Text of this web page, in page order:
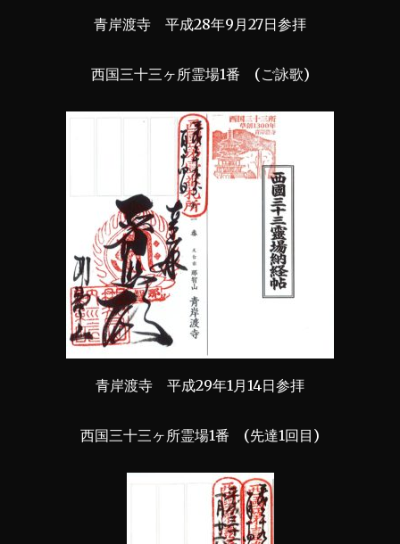
青岸渡寺 平成28年9月27日参拝
西国三十三ヶ所霊場1番 (ご詠歌)
青岸渡寺 平成29年1月14日参拝
西国三十三ヶ所霊場1番 (先達1回目)